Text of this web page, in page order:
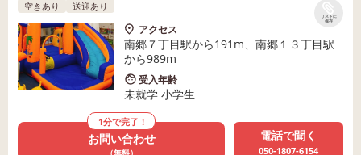
リストに
保存
空きあり 送迎あり
アクセス
南郷７丁目駅から191m、南郷１３丁目駅
から989m
受入年齢
未就学 小学生
1分で完了！
お問い合わせ 電話で聞く
050-1807-6154